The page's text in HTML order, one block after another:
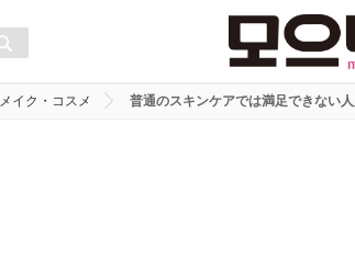
メイク・コスメ 普通のスキンケアでは満足できない